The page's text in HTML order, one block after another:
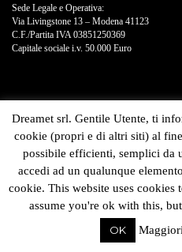
Sede Legale e Operativa:
Via Livingstone 13 – Modena 41123
C.F./Partita IVA 03851250369
Capitale sociale i.v. 50.000 Euro
Dreamet srl. Gentile Utente, ti
cookie (propri e di altri siti) al
possibile efficienti, semplici da
accedi ad un qualunque
cookie. This website uses
assume you're ok with this,
OK